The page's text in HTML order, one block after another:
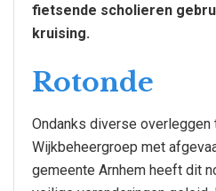
fietsende scholieren
kruising.
Rotonde
Ondanks diverse overleggen
Wijkbeheergroep met
gemeente Arnhem heeft dit